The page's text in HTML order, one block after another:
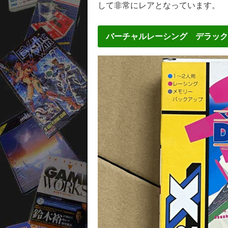
して非常にレアとなっています。
バーチャルレーシング デラッ